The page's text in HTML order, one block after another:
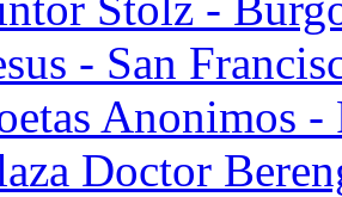
- San
Anonimos
Doctor